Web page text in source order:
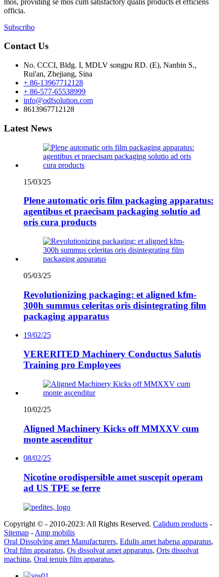
officia.
Subscribo
Contact Us
No. CCCI, Bldg. I, MDLV songpu RD. (E), Nanbin S.,
Rui'an, Zhejiang, Sina
+ 86-13967712128
+ 86-577-65538999
info@odfsolution.com
8613967712128
Latest News
15/03/25
Plene automatic oris film packaging apparatus:
agentibus et praecisam packaging solutio ad
oris cura products
05/03/25
Revolutionizing packaging: et aligned kfm-
300h summus celeritas oris disintegrating film
packaging apparatus
19/02/25
VERERITED Machinery Conductus Salutis
Training pro Employees
10/02/25
Aligned Machinery Kicks off MMXXV cum
monte ascenditur
08/02/25
Nicotine orodispersible amet suscepit operam
ad US TPE se ferre
Copyright © - 2010-2023: All Rights Reserved. Calidum products -
Sitemap - Amp mobilis
Oral Dissolving amet Manufacturers, Edulis amet habena apparatus,
Oral film apparatus, Os dissolvat amet apparatus, Oris dissolvat
machina, Oral tenuis film apparatus,